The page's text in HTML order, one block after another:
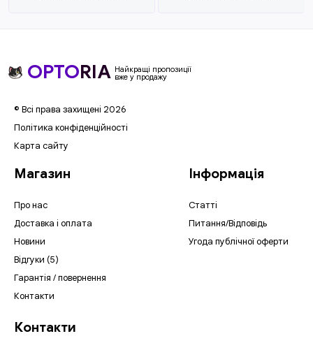
OPTORIA Найкращі пропозиції
вже у продажу
© Всі права захищені 2026
Політика конфіденційності
Карта сайту
Магазин
Про нас
Доставка і оплата
Новини
Відгуки (5)
Гарантія / повернення
Контакти
Інформація
Статті
Питання/Відповідь
Угода публічної оферти
Контакти